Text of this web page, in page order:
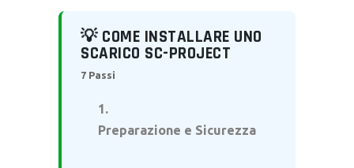
💡 COME INSTALLARE UNO
SCARICO SC-PROJECT
7 Passi
Preparazione e Sicurezza